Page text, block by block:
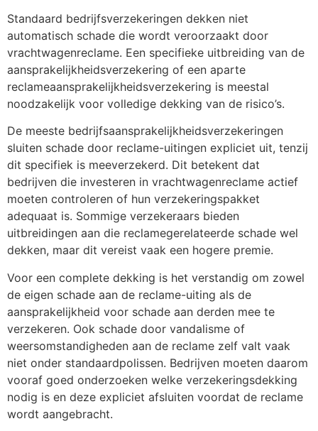
Standaard bedrijfsverzekeringen dekken niet
automatisch schade die wordt veroorzaakt door
vrachtwagenreclame. Een specifieke uitbreiding van de
aansprakelijkheidsverzekering of een aparte
reclameaansprakelijkheidsverzekering is meestal
noodzakelijk voor volledige dekking van de risico’s.
De meeste bedrijfsaansprakelijkheidsverzekeringen
sluiten schade door reclame-uitingen expliciet uit, tenzij
dit specifiek is meeverzekerd. Dit betekent dat
bedrijven die investeren in vrachtwagenreclame actief
moeten controleren of hun verzekeringspakket
adequaat is. Sommige verzekeraars bieden
uitbreidingen aan die reclamegerelateerde schade wel
dekken, maar dit vereist vaak een hogere premie.
Voor een complete dekking is het verstandig om zowel
de eigen schade aan de reclame-uiting als de
aansprakelijkheid voor schade aan derden mee te
verzekeren. Ook schade door vandalisme of
weersomstandigheden aan de reclame zelf valt vaak
niet onder standaardpolissen. Bedrijven moeten daarom
vooraf goed onderzoeken welke verzekeringsdekking
nodig is en deze expliciet afsluiten voordat de reclame
wordt aangebracht.